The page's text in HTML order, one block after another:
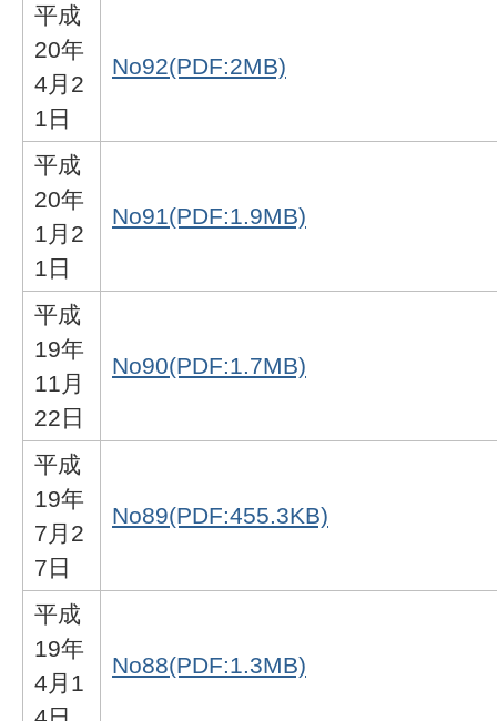
平成
20年
4月2
1日
No92(PDF:2MB)
平成
20年
1月2
1日
No91(PDF:1.9MB)
平成
19年
11月
22日
No90(PDF:1.7MB)
平成
19年
7月2
7日
No89(PDF:455.3KB)
平成
19年
4月1
No88(PDF:1.3MB)